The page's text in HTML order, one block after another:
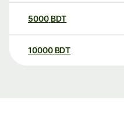
5000 BDT
10000 BDT